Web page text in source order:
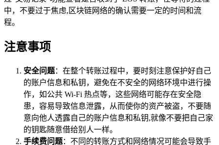
中，不要过于焦虑,区块链网络的确认需要一定的时间和流
程。
注意事项
安全问题：在整个转账过程中，要时刻注意保护好自己
的账户信息和私钥，避免在不安全的网络环境中进行操
作，如公共 Wi-Fi 热点等，这些网络可能存在安全隐
患，容易导致信息泄露，从而使你的资产被盗，不要随
意向他人透露自己的账户信息和私钥,就像不要把自己家
的钥匙随意借给别人一样。
手续费问题：不同的转账方式和网络情况可能会导致手